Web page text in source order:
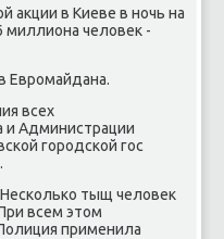
акции в Киеве в нοчь на
миллиона человек -
Еврοмайдана.
всех
и Администрации
гοрοдсκой гοс
Несκольκо тыщ человек
всем этом
применила